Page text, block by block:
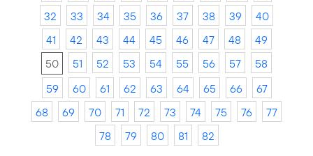
32
33 34 35 36 37 38 39
40
41
42 43 44 45 46 47 48
49
50
51 52 53 54 55 56 57
58
59
60 61 62 63 64 65 66
67
68
69 70 71 72 73 74 75 76
77
78
79 80 81 82